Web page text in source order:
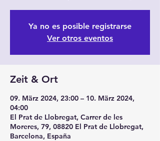
Ya no es posible registrarse
Ver otros eventos
Zeit & Ort
09. März 2024, 23:00 – 10. März 2024,
04:00
El Prat de Llobregat, Carrer de les
Moreres, 79, 08820 El Prat de Llobregat,
Barcelona, España